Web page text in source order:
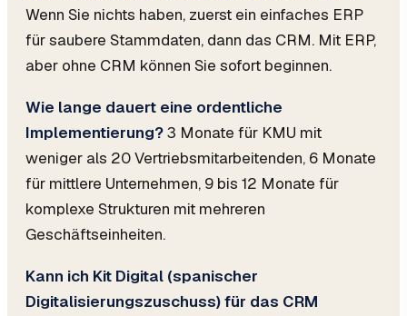
Wenn Sie nichts haben, zuerst ein einfaches ERP
für saubere Stammdaten, dann das CRM. Mit ERP,
aber ohne CRM können Sie sofort beginnen.
Wie lange dauert eine ordentliche
Implementierung?3 Monate für KMU mit
weniger als 20 Vertriebsmitarbeitenden, 6 Monate
für mittlere Unternehmen, 9 bis 12 Monate für
komplexe Strukturen mit mehreren
Geschäftseinheiten.
Kann ich Kit Digital (spanischer
Digitalisierungszuschuss) für das CRM